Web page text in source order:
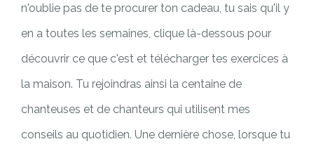
n'oublie pas de te procurer ton cadeau, tu sais qu'il y
en a toutes les semaines, clique là-dessous pour
découvrir ce que c'est et télécharger tes exercices à
la maison. Tu rejoindras ainsi la centaine de
chanteuses et de chanteurs qui utilisent mes
conseils au quotidien. Une dernière chose, lorsque tu